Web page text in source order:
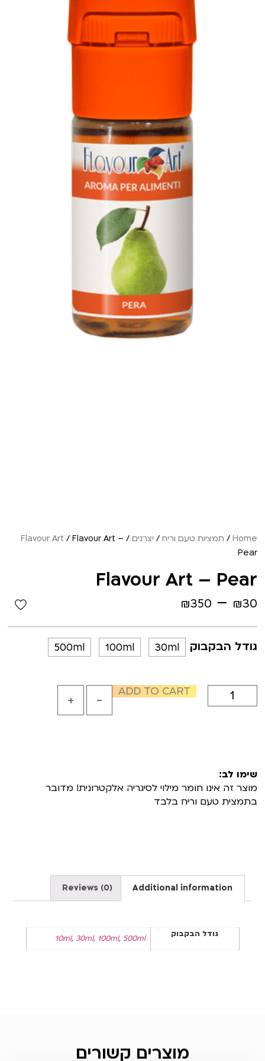
Home
/ תמציות טעם וריח / יצרנים /
Flavour Art / Flavour Art –
Pear
Flavour Art – Pear
₪30
–
₪350
גודל הבקבוק 30ml
100ml
500ml
-
+ ADD TO CART
שימו לב:
מוצר זה אינו חומר מילוי לסיגריה אלקטרונית! מדובר
בתמצית טעם וריח בלבד
Additional information
Reviews (0)
גודל הבקבוק 10ml, 30ml, 100ml, 500ml
מוצרים קשורים